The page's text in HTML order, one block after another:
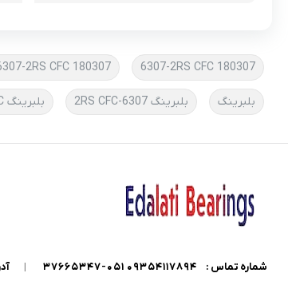
180307 6307-2RS CFC 180307 6307-2RS CFC آلیاژ کروم
بلبرینگ بلبرینگ 6307-2RS CFC بلبرینگ CFC
شماره تماس : 09354117894 051-37665347
|